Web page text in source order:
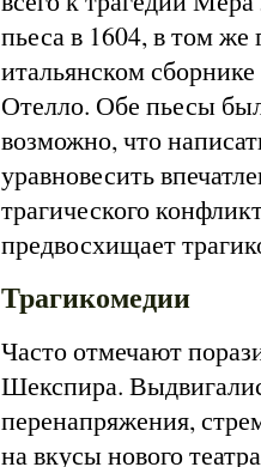
пьеса в 1604, в том
итальянском
Отелло. Обе пьесы
возможно, что
уравновесить
трагического
предвосхищает
Трагикомедии
Часто отмечают
Шекспира.
перенапряжения,
на вкусы нового